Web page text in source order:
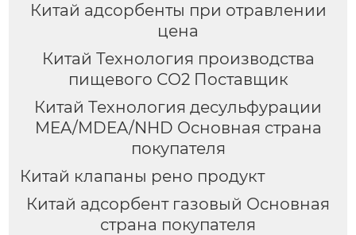
Китай адсорбенты при отравлении
цена
Китай Технология производства
пищевого СО2 Поставщик
Китай Технология десульфурации
MEA/MDEA/NHD Основная страна
покупателя
Китай клапаны рено продукт
Китай адсорбент газовый Основная
страна покупателя